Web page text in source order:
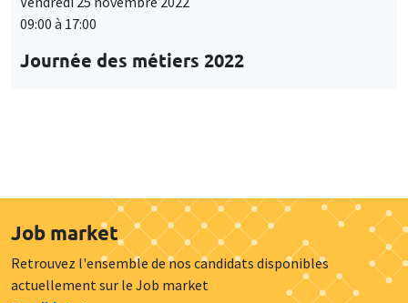
09:00 à 17:00
Journée des métiers 2022
Job market
Retrouvez l'ensemble de nos candidats disponibles
actuellement sur le Job market